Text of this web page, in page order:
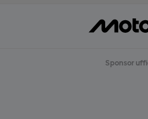
Sponsor